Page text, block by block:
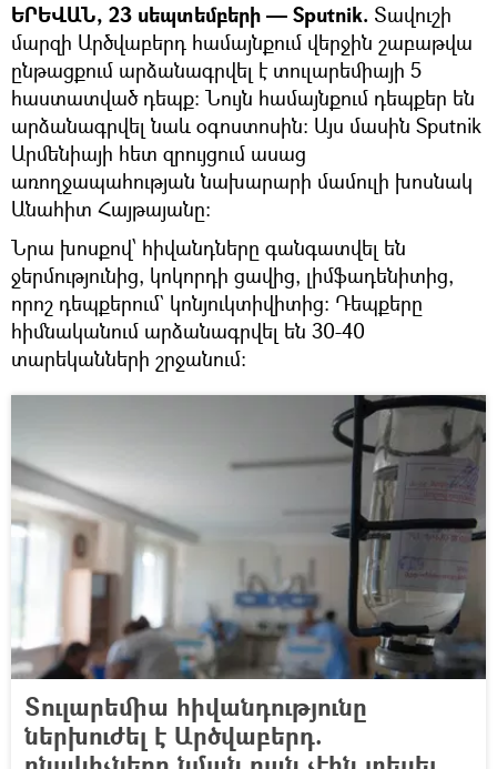
ԵՐԵՎԱՆ, 23 սեպտեմբերի — Sputnik. Տավուշի
մարզի Արծվաբերդ համայնքում վերջին շաբաթվա
ընթացքում արձանագրվել է տուլարեմիայի 5
հաստատված դեպք: Նույն համայնքում դեպքեր են
արձանագրվել նաև օգոստոսին: Այս մասին Sputnik
Արմենիայի հետ զրույցում ասաց
առողջապահության նախարարի մամուլի խոսնակ
Անահիտ Հայթայանը:
Նրա խոսքով՝ հիվանդները գանգատվել են
ջերմությունից, կոկորդի ցավից, լիմֆադենիտից,
որոշ դեպքերում` կոնյուկտիվիտից: Դեպքերը
հիմնականում արձանագրվել են 30-40
տարեկանների շրջանում:
Տուլարեմիա հիվանդությունը
ներխուժել է Արծվաբերդ.